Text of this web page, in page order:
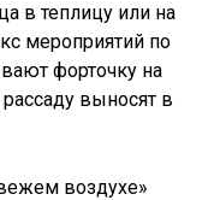
в теплицу или на
мероприятий по
форточку на
выносят в
воздухе»